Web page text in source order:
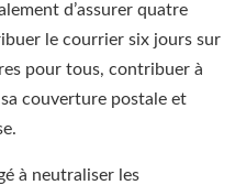
d’assurer quatre
le courrier six jours sur
pour tous, contribuer à
couverture postale et
à neutraliser les